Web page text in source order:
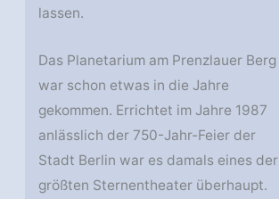
lassen.
Das Planetarium am Prenzlauer Berg
war schon etwas in die Jahre
gekommen. Errichtet im Jahre 1987
anlässlich der 750-Jahr-Feier der
Stadt Berlin war es damals eines der
größten Sternentheater überhaupt.